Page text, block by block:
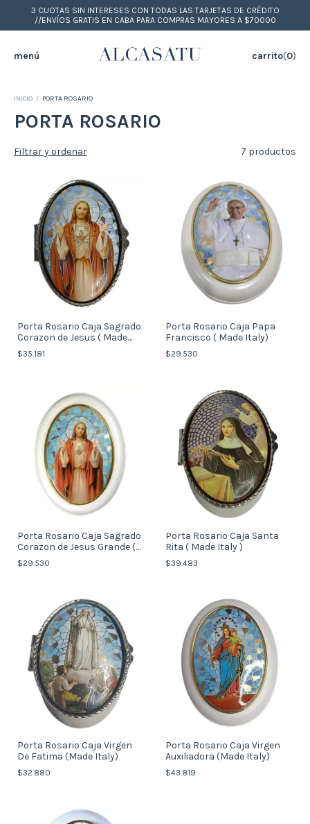
3 CUOTAS SIN INTERESES CON TODAS LAS TARJETAS DE CRÉDITO
//ENVÍOS GRATIS EN CABA PARA COMPRAS MAYORES A $70000
menú carrito(0)
INICIO / PORTA ROSARIO
PORTA ROSARIO
Filtrar y ordenar 7 productos
Porta Rosario Caja Sagrado
Corazon de Jesus ( Made
Italy )
$35.181
Porta Rosario Caja Papa
Francisco ( Made Italy)
$29.530
Porta Rosario Caja Sagrado
Corazon de Jesus Grande (
Made Italy )
$29.530
Porta Rosario Caja Santa
Rita ( Made Italy )
$39.483
Porta Rosario Caja Virgen
De Fatima (Made Italy)
$32.880
Porta Rosario Caja Virgen
Auxiliadora (Made Italy)
$43.819